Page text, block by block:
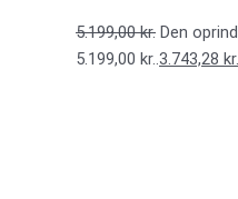
5.199,00kr. Den
5.199,00 kr..3.743,28 kr.